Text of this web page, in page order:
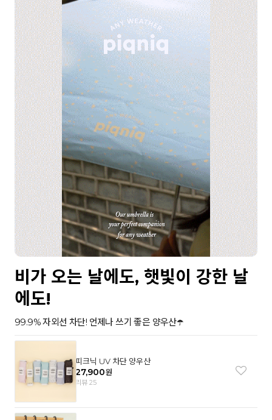
비가 오는 날에도, 햇빛이 강한 날
에도!
99.9% 자외선 차단! 언제나 쓰기 좋은 양우산☂️
피크닉 UV 차단 양우산
27,900원
리뷰 25